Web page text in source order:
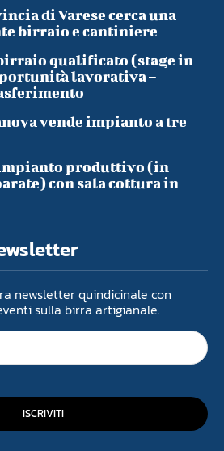
di Varese cerca una
birraio e cantiniere
qualificato (stage in
lavorativa –
vende impianto a tre
produttivo (in
con sala cottura in
newsletter quindicinale con
sulla birra artigianale.
ISCRIVITI